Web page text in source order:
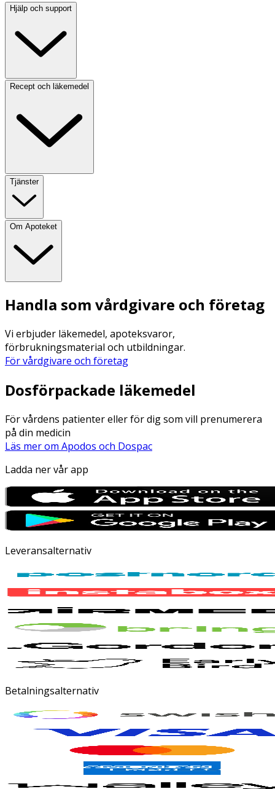
Hjälp och support
Recept och läkemedel
Tjänster
Om Apoteket
Handla som vårdgivare och företag
Vi erbjuder läkemedel, apoteksvaror,
förbrukningsmaterial och utbildningar.
För vårdgivare och företag
Dosförpackade läkemedel
För vårdens patienter eller för dig som vill prenumerera
på din medicin
Läs mer om Apodos och Dospac
Ladda ner vår app
Leveransalternativ
Betalningsalternativ